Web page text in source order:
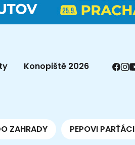
Konopiště 2026
ZAHRADY PEPOVI PARŤÁCI